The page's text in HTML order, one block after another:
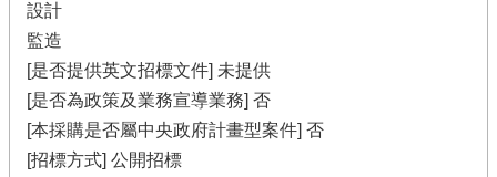
設計
監造
[是否提供英文招標文件] 未提供
[是否為政策及業務宣導業務] 否
[本採購是否屬中央政府計畫型案件] 否
[招標方式] 公開招標